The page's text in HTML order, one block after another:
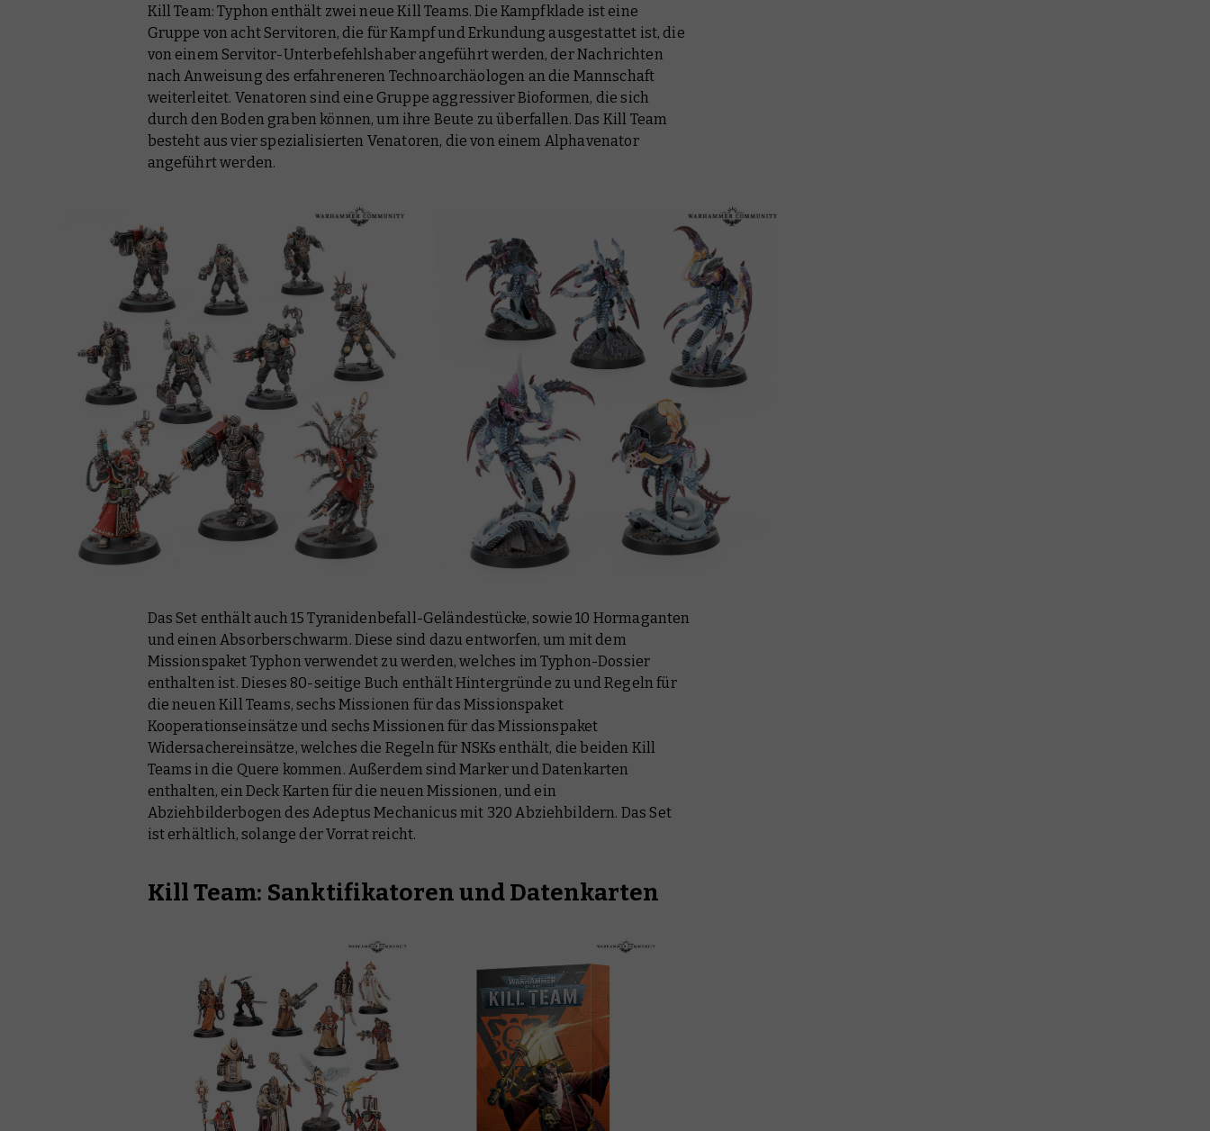
Kill Team: Typhon enthält zwei neue Kill Teams. Die Kampfklade ist eine
Gruppe von acht Servitoren, die für Kampf und Erkundung ausgestattet ist, die
von einem Servitor-Unterbefehlshaber angeführt werden, der Nachrichten
nach Anweisung des erfahreneren Technoarchäologen an die Mannschaft
weiterleitet. Venatoren sind eine Gruppe aggressiver Bioformen, die sich
durch den Boden graben können, um ihre Beute zu überfallen. Das Kill Team
besteht aus vier spezialisierten Venatoren, die von einem Alphavenator
angeführt werden.
Das Set enthält auch 15 Tyranidenbefall-Geländestücke, sowie 10 Hormaganten
und einen Absorberschwarm. Diese sind dazu entworfen, um mit dem
Missionspaket Typhon verwendet zu werden, welches im Typhon-Dossier
enthalten ist. Dieses 80-seitige Buch enthält Hintergründe zu und Regeln für
die neuen Kill Teams, sechs Missionen für das Missionspaket
Kooperationseinsätze und sechs Missionen für das Missionspaket
Widersachereinsätze, welches die Regeln für NSKs enthält, die beiden Kill
Teams in die Quere kommen. Außerdem sind Marker und Datenkarten
enthalten, ein Deck Karten für die neuen Missionen, und ein
Abziehbilderbogen des Adeptus Mechanicus mit 320 Abziehbildern. Das Set
ist erhältlich, solange der Vorrat reicht.
Kill Team: Sanktifikatoren und Datenkarten